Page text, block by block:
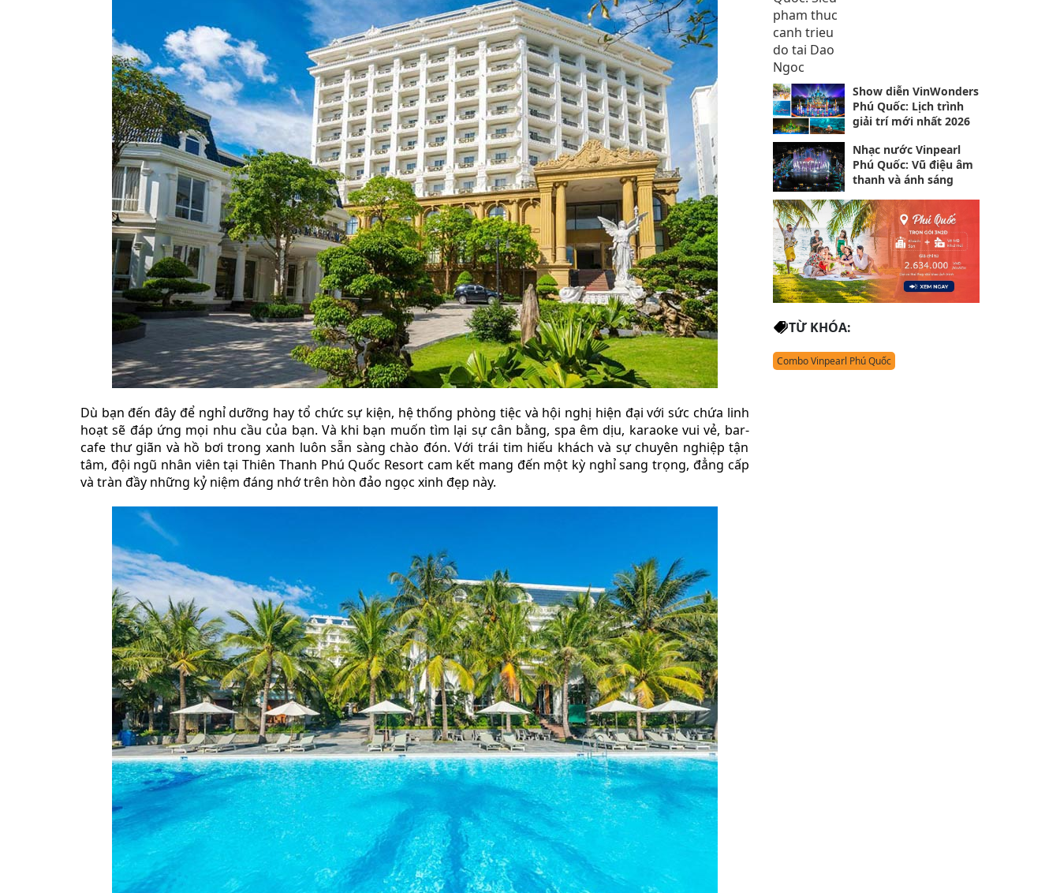
Dù bạn đến đây để nghỉ dưỡng hay tổ chức sự kiện, hệ thống phòng tiệc và hội nghị hiện đại với sức chứa linh
hoạt sẽ đáp ứng mọi nhu cầu của bạn. Và khi bạn muốn tìm lại sự cân bằng, spa êm dịu, karaoke vui vẻ, bar-
cafe thư giãn và hồ bơi trong xanh luôn sẵn sàng chào đón. Với trái tim hiếu khách và sự chuyên nghiệp tận
tâm, đội ngũ nhân viên tại Thiên Thanh Phú Quốc Resort cam kết mang đến một kỳ nghỉ sang trọng, đẳng cấp
và tràn đầy những kỷ niệm đáng nhớ trên hòn đảo ngọc xinh đẹp này.
Show diễn VinWonders
Phú Quốc: Lịch trình
giải trí mới nhất 2026
Nhạc nước Vinpearl
Phú Quốc: Vũ điệu âm
thanh và ánh sáng
TỪ KHÓA:
Combo Vinpearl Phú Quốc